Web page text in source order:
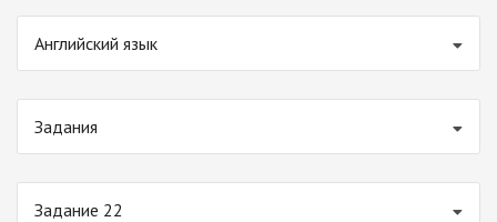
Английский язык
Задания
Задание 22